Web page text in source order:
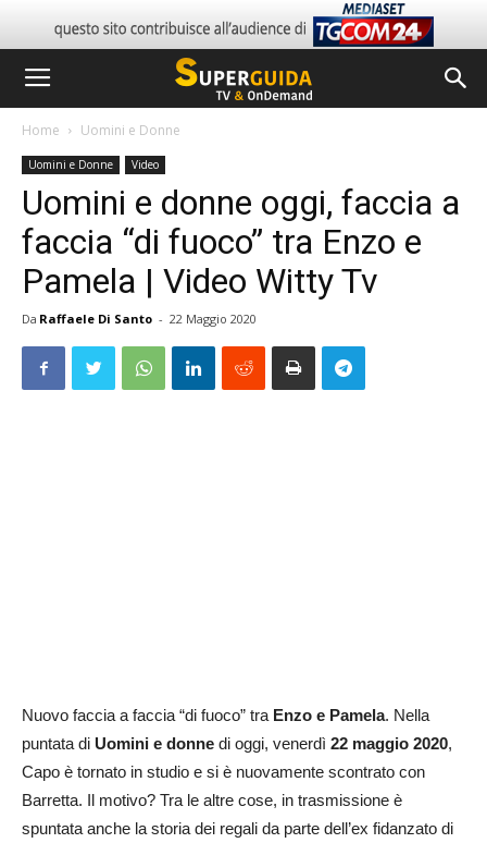
Home Uomini e Donne
Uomini e Donne Video
Uomini e donne oggi, faccia a
faccia “di fuoco” tra Enzo e
Pamela | Video Witty Tv
Da Raffaele Di Santo - 22 Maggio 2020
Nuovo faccia a faccia “di fuoco” traEnzo e Pamela. Nella
puntata di Uomini e donne di oggi, venerdì 22 maggio 2020,
Capo è tornato in studio e si è nuovamente scontrato con
Barretta. Il motivo? Tra le altre cose, in trasmissione è
spuntata anche la storia dei regali da parte dell’ex fidanzato di